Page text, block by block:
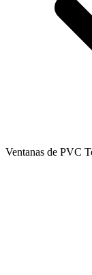
Ventanas de PVC